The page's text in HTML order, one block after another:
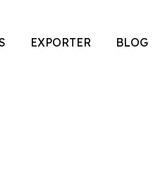
EXPORTER BLOG